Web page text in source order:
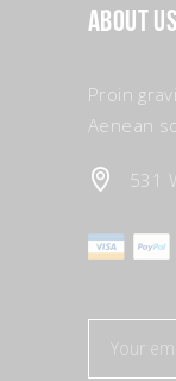
About Us
Proin
Aenean
531